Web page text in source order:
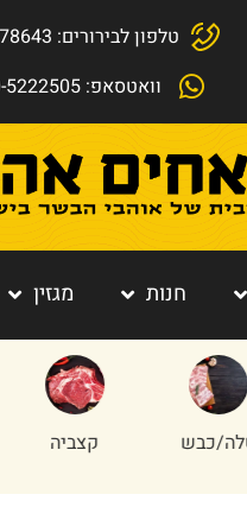
טלפון לבירורים: 03-6878643
וואטסאפ: 050-5222505
חנות מגזין
קצביה
טחונים - בשר